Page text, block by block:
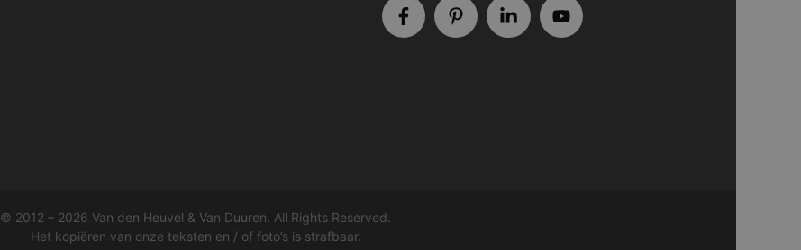
© 2012 – 2026 Van den Heuvel & Van Duuren. All Rights Reserved.
Het kopiëren van onze teksten en / of foto’s is strafbaar.